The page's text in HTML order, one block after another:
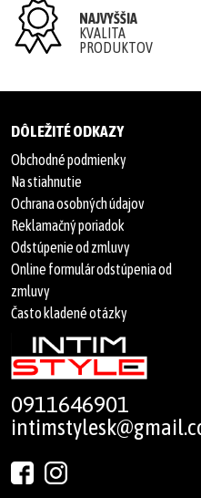
NAJVYŠŠIA
KVALITA
PRODUKTOV
DÔLEŽITÉ ODKAZY
Obchodné podmienky
Na stiahnutie
Ochrana osobných údajov
Reklamačný poriadok
Odstúpenie od zmluvy
Online formulár odstúpenia od
zmluvy
Často kladené otázky
0911646901